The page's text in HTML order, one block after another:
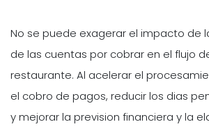
No se puede exagerar el impacto de
de las cuentas por cobrar en el flujo
restaurante. Al acelerar el
el cobro de pagos, reducir los dias
y mejorar la prevision financiera y la